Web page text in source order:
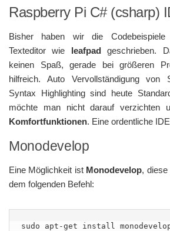
Raspberry Pi C# (csharp)
Bisher haben wir die
Texteditor wie leafpadgeschrieben.
keinen Spaß, gerade bei größeren
hilfreich. Auto Vervollständigung von
Syntax Highlighting sind heute
möchte man nicht darauf verzichten
Komfortfunktionen. Eine ordentliche
Monodevelop
Eine Möglichkeit ist Monodevelop, diese
dem folgenden Befehl:
sudo apt-get install